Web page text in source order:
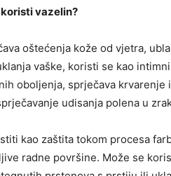
vazelin?
oštećenja kože od vjetra,
vaške, koristi se kao
oboljenja, sprječava krvarenje
udisanja polena u
kao zaštita tokom procesa
radne površine. Može se